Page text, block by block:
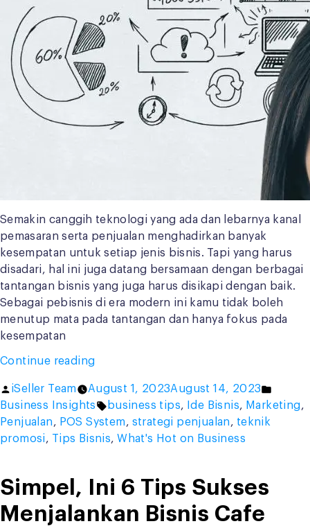
Semakin canggih teknologi yang ada dan lebarnya kanal
pemasaran serta penjualan menghadirkan banyak
kesempatan untuk setiap jenis bisnis. Tapi yang harus
disadari, hal ini juga datang bersamaan dengan berbagai
tantangan bisnis yang juga harus disikapi dengan baik.
Sebagai pebisnis di era modern ini kamu tidak boleh
menutup mata pada tantangan dan hanya fokus pada
kesempatan
Continue reading“5
Bisnis
dan
Strategi
Mengatasinya”
Posted
by
iSeller Team August 1, 2023August 14, 2023
in
Business Insights Tags:
business tips, Ide Bisnis, Marketing,
Penjualan, POS System, strategi penjualan, teknik
promosi, Tips Bisnis, What's Hot on Business
Simpel, Ini 6 Tips Sukses
Menjalankan Bisnis Cafe